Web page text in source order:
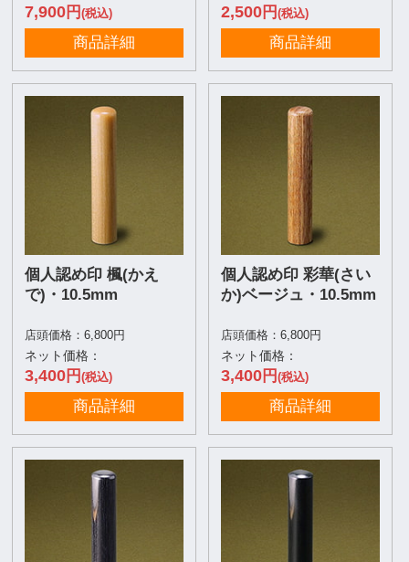
7,900円(税込)
商品詳細
2,500円 (税込)
商品詳細
個人認め印 楓(かえ
で)・10.5mm
店頭価格：6,800円
ネット価格：
3,400円(税込)
商品詳細
個人認め印 彩華(さい
か)ベージュ・10.5mm
店頭価格：6,800円
ネット価格：
3,400円 (税込)
商品詳細